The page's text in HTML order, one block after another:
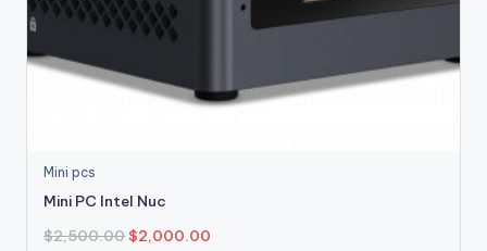
Mini pcs
Mini PC Intel Nuc
$2,500.00 $2,000.00